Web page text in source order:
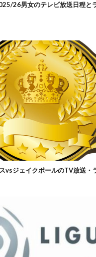
26男女のテレビ放送日程と
vsジェイクポールのTV放送・